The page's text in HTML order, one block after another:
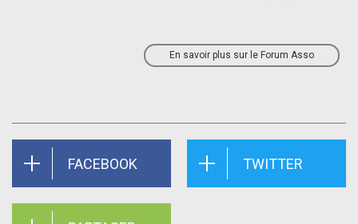
En savoir plus sur le Forum Asso
FACEBOOK TWITTER